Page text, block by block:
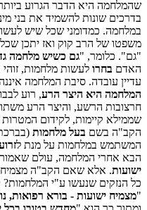
שהמלחמה היא הדבר הגרוע
בדרכים שונות להשמיד את בני
במלחמה. כמדומני שכל שיש
משפטו של הרב קוק ואז יתכן
"גם". כלומר, "גם כשיש מלחמה
האדם בחרו לעשות מלחמות,
עדיין עובדה. סיבת המלחמה
המלחמה היא היצר הרע, רוע
חרצובות הרשע, והיצר הרע
שממילא קיימות, לקידום המטרות
הקב"ה בשם בעל מלחמות
המשתמש במלחמות על מנת ל
הבא אחרי המלחמה, עולם שאמור
ישועות. אלא שאם הקב"ה מצמיח
כל הנזקים שנעשו ע"י
"מצמיח ישועות - בורא רפואות,